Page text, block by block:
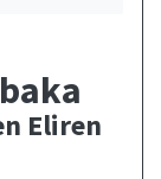
Eliren